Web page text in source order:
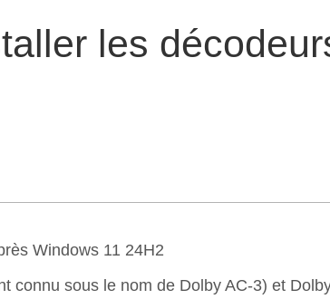
les
Windows 11 24H2
connu sous le nom de Dolby AC-3) et